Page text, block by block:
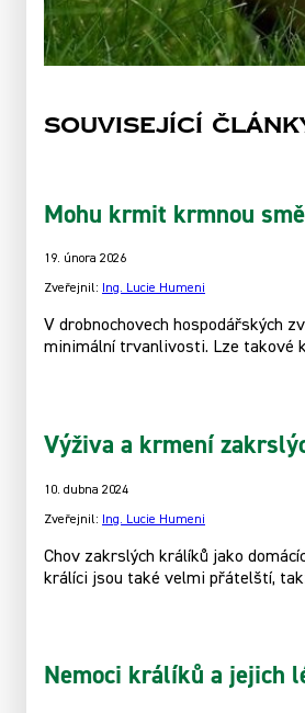
Související
Mohu krmit krmnou
19. února 2026
Zveřejnil: Ing. Lucie Humeni
V drobnochovech hospodářských
minimální trvanlivosti. Lze takové
Výživa a krmení
10. dubna 2024
Zveřejnil: Ing. Lucie Humeni
Chov zakrslých králíků jako
králíci jsou také velmi přátelští,
Nemoci králíků a jejich